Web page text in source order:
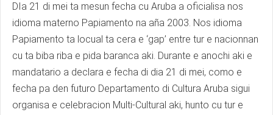
DIa 21 di mei ta mesun fecha cu Aruba a oficialisa nos
idioma materno Papiamento na aña 2003. Nos idioma
Papiamento ta locual ta cera e ‘gap’ entre tur e nacionnan
cu ta biba riba e pida baranca aki. Durante e anochi aki e
mandatario a declara e fecha di dia 21 di mei, como e
fecha pa den futuro Departamento di Cultura Aruba sigui
organisa e celebracion Multi-Cultural aki, hunto cu tur e